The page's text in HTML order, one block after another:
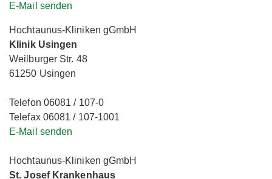
E-Mail senden
Hochtaunus-Kliniken gGmbH
Klinik Usingen
Weilburger Str. 48
61250 Usingen
Telefon 06081 / 107-0
Telefax 06081 / 107-1001
E-Mail senden
Hochtaunus-Kliniken gGmbH
St. Josef Krankenhaus